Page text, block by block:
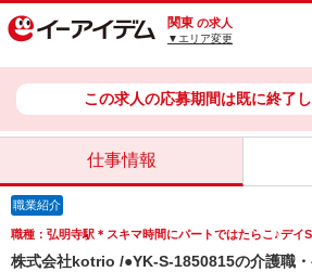
関東 の求人
▼エリア変更
この求人の応募期間は既に終了し
仕事情報
職業紹介
職種：弘明寺駅＊スキマ時間にパートではたらこ♪デイ
株式会社kotrio /●YK-S-1850815の介護職